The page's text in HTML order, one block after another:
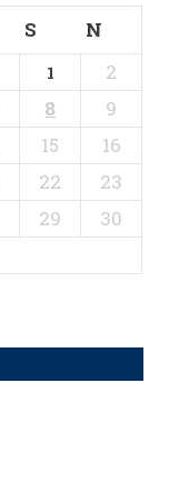
S N
1
2
8
9
15
16
22
23
29
30